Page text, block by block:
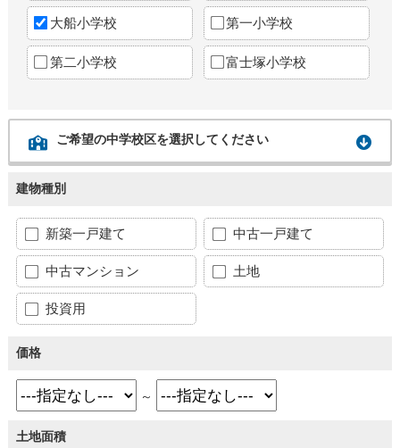
大船小学校 第一小学校
第二小学校 富士塚小学校
ご希望の中学校区を選択してください
建物種別
新築一戸建て 中古一戸建て
中古マンション 土地
投資用
価格
～
土地面積